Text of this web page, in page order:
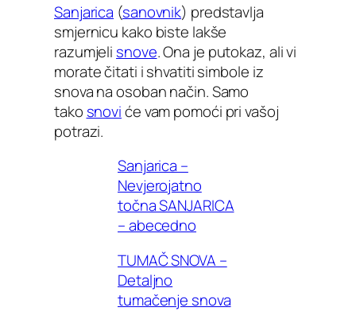
Sanjarica (sanovnik) predstavlja
smjernicu kako biste lakše
razumjeli snove. Ona je putokaz, ali vi
morate čitati i shvatiti simbole iz
snova na osoban način. Samo
tako snoviće vam pomoći pri vašoj
potrazi.
Sanjarica –
Nevjerojatno
točna SANJARICA
– abecedno
TUMAČ SNOVA –
Detaljno
tumačenje snova